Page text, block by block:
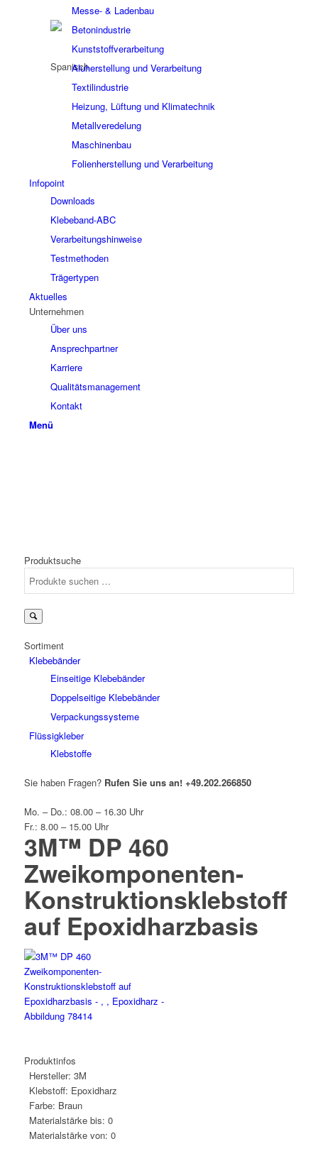
Messe- & Ladenbau
Betonindustrie
Kunststoffverarbeitung
Aluherstellung und Verarbeitung
Textilindustrie
Heizung, Lüftung und Klimatechnik
Metallveredelung
Maschinenbau
Folienherstellung und Verarbeitung
Infopoint
Downloads
Klebeband-ABC
Verarbeitungshinweise
Testmethoden
Trägertypen
Aktuelles
Unternehmen
Über uns
Ansprechpartner
Karriere
Qualitätsmanagement
Kontakt
Menü
Produktsuche
Sortiment
Klebebänder
Einseitige Klebebänder
Doppelseitige Klebebänder
Verpackungssysteme
Flüssigkleber
Klebstoffe
Sie haben Fragen? Rufen Sie uns an! +49.202.266850
Mo. – Do.: 08.00 – 16.30 Uhr
Fr.: 8.00 – 15.00 Uhr
3M™ DP 460
Zweikomponenten-
Konstruktionsklebstoff
auf Epoxidharzbasis
Produktinfos
Hersteller: 3M
Klebstoff: Epoxidharz
Farbe: Braun
Materialstärke bis: 0
Materialstärke von: 0